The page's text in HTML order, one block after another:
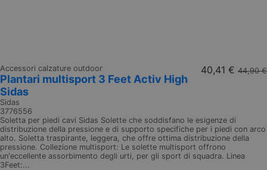
Accessori calzature outdoor
Plantari multisport 3 Feet Activ High
Sidas
Sidas
3776556
40,41 € 44,90 €
Soletta per piedi cavi Sidas Solette che soddisfano le esigenze di
distribuzione della pressione e di supporto specifiche per i piedi con arco
alto. Soletta traspirante, leggera, che offre ottima distribuzione della
pressione. Collezione multisport: Le solette multisport offrono
un'eccellente assorbimento degli urti, per gli sport di squadra. Linea
3Feet:...